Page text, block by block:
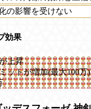
の影響を受けない
効果
上昇
ットが増加(最大100万)